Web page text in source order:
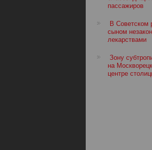
пассажиров
В Советском
сыном
лекарствами
Зону
на
центре